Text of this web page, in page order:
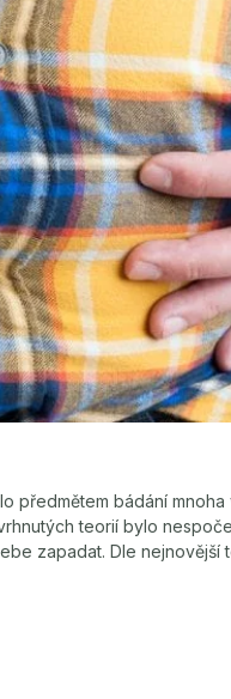
předmětem bádání
teorií bylo
zapadat. Dle nejnovější